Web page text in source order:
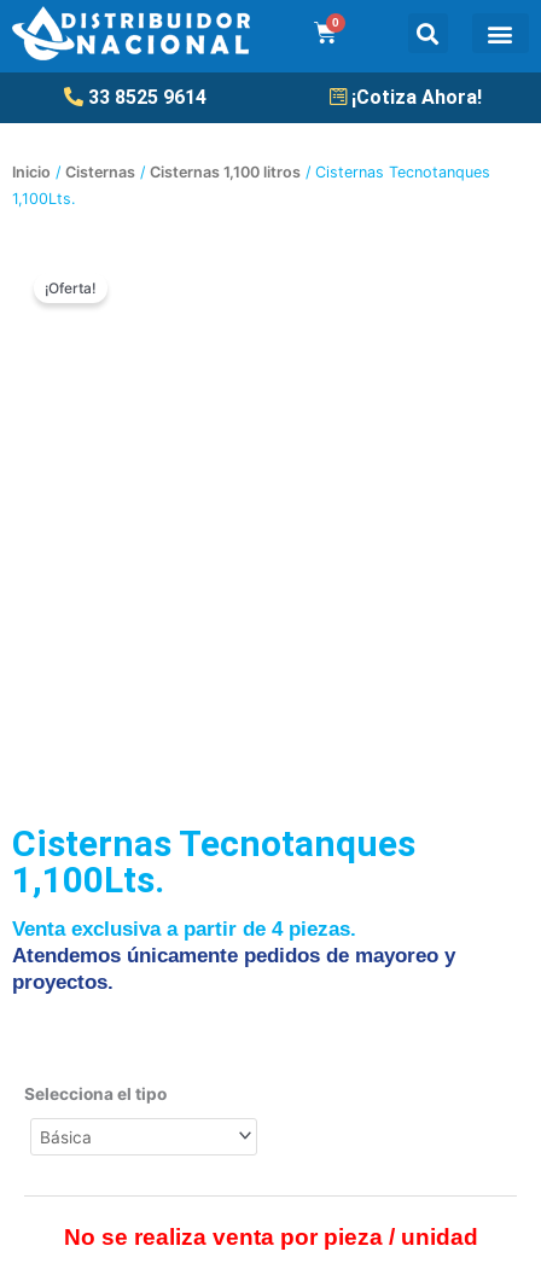
al
contenido
0
Cart
33 8525 9614 ¡Cotiza Ahora!
Inicio / Cisternas / Cisternas 1,100 litros / Cisternas Tecnotanques
1,100Lts.
¡Oferta!
Cisternas Tecnotanques
1,100Lts.
Venta exclusiva a partir de 4 piezas.
Atendemos únicamente pedidos de mayoreo y
proyectos.
Selecciona el tipo
No se realiza venta por pieza / unidad